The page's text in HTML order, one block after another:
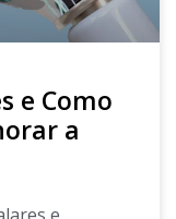
e Como
a